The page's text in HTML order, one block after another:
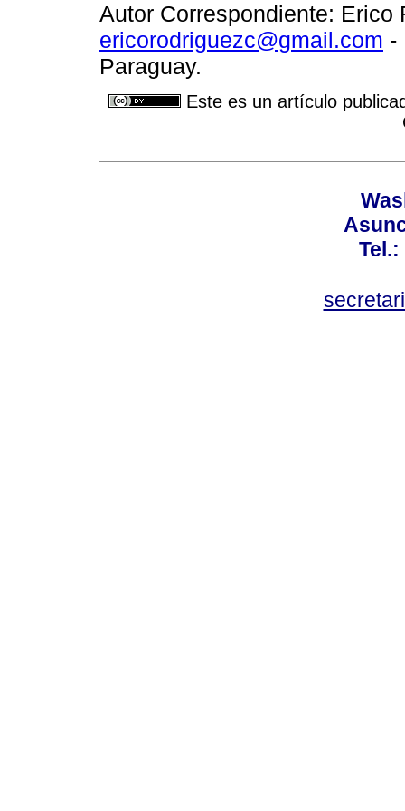
Autor Correspondiente: Erico
ericorodriguezc@gmail.com -
Paraguay.
Este es un artículo
Tel.: